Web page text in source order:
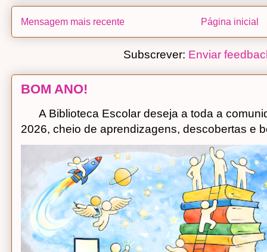
Mensagem mais recente Página inicial
Subscrever: Enviar
BOM ANO!
A Biblioteca Escolar deseja a toda a
2026, cheio de aprendizagens, descobertas e